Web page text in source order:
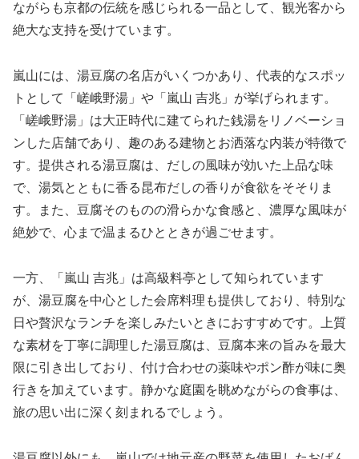
ながらも京都の伝統を感じられる一品として、観光客から
絶大な支持を受けています。
嵐山には、湯豆腐の名店がいくつかあり、代表的なスポッ
トとして「嵯峨野湯」や「嵐山 吉兆」が挙げられます。
「嵯峨野湯」は大正時代に建てられた銭湯をリノベーショ
ンした店舗であり、趣のある建物とお洒落な内装が特徴で
す。提供される湯豆腐は、だしの風味が効いた上品な味
で、湯気とともに香る昆布だしの香りが食欲をそそりま
す。また、豆腐そのものの滑らかな食感と、濃厚な風味が
絶妙で、心まで温まるひとときが過ごせます。
一方、「嵐山 吉兆」は高級料亭として知られています
が、湯豆腐を中心とした会席料理も提供しており、特別な
日や贅沢なランチを楽しみたいときにおすすめです。上質
な素材を丁寧に調理した湯豆腐は、豆腐本来の旨みを最大
限に引き出しており、付け合わせの薬味やポン酢が味に奥
行きを加えています。静かな庭園を眺めながらの食事は、
旅の思い出に深く刻まれるでしょう。